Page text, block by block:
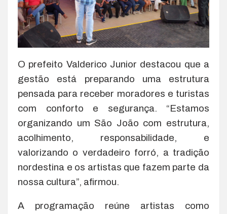
O prefeito Valderico Junior destacou que a
gestão está preparando uma estrutura
pensada para receber moradores e turistas
com conforto e segurança. “Estamos
organizando um São João com estrutura,
acolhimento, responsabilidade, e
valorizando o verdadeiro forró, a tradição
nordestina e os artistas que fazem parte da
nossa cultura”, afirmou.
A programação reúne artistas como